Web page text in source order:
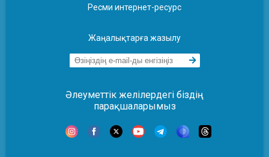
Ресми интернет-ресурс
Жаңалықтарға жазылу
Әлеуметтік желілердегі біздің
парақшаларымыз